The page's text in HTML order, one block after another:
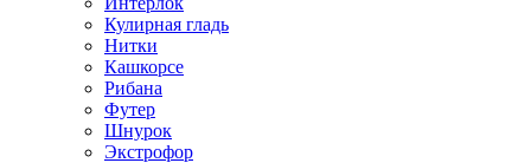
Кулирная гладь
Нитки
Кашкорсе
Рибана
Футер
Шнурок
Экстрофор